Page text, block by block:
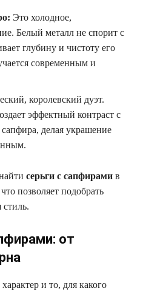
Это холодное,
Белый металл не спорит с
глубину и чистоту его
современным и
королевский дуэт.
эффектный контраст с
делая украшение
серьги с сапфирами в
позволяет подобрать
от
и то, для какого